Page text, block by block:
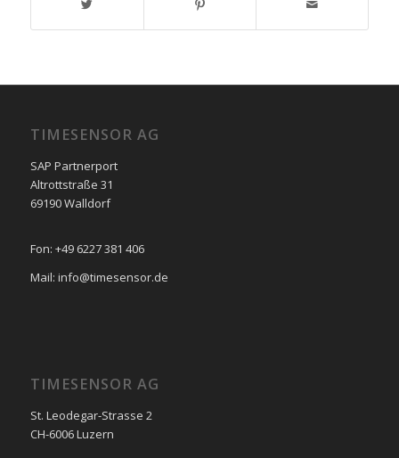
TIMESENSOR AG
SAP Partnerport
Altrottstraße 31
69190 Walldorf
Fon: +49 6227 381 406
Mail: info@timesensor.de
TIMESENSOR AG
St. Leodegar-Strasse 2
CH-6006 Luzern